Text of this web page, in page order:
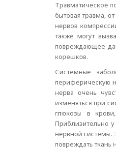
Травматическое
бытовая травма,
нервов
также могут
повреждающее
корешков.
Системные
периферическую
нерва очень
изменяться при
глюкозы в
Приблизительно
нервной системы.
повреждать ткань